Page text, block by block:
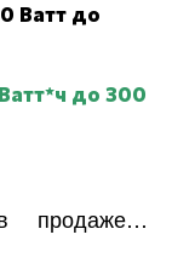
Ватт до
до 300
продаже…